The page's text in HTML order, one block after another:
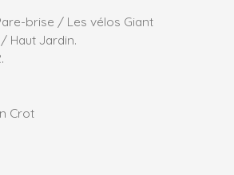
brise / Les vélos Giant
Haut Jardin.
Crot